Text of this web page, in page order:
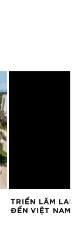
TRIỂN LÃM
ĐẾN VIỆT NAM